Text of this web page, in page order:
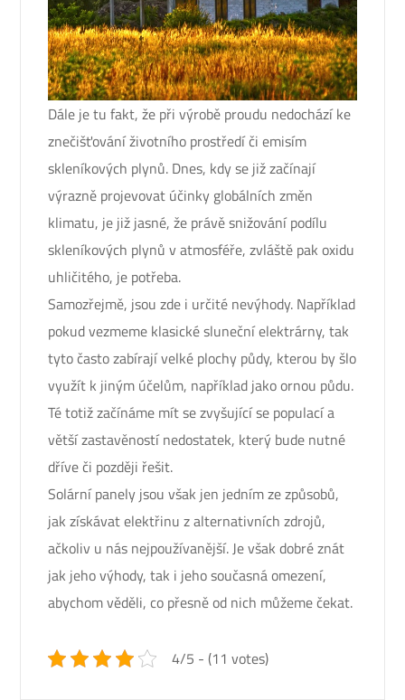
Dále je tu fakt, že při výrobě proudu nedochází ke
znečišťování životního prostředí či emisím
skleníkových plynů. Dnes, kdy se již začínají
výrazně projevovat účinky globálních změn
klimatu, je již jasné, že právě snižování podílu
skleníkových plynů v atmosféře, zvláště pak oxidu
uhličitého, je potřeba.
Samozřejmě, jsou zde i určité nevýhody. Například
pokud vezmeme klasické sluneční elektrárny, tak
tyto často zabírají velké plochy půdy, kterou by šlo
využít k jiným účelům, například jako ornou půdu.
Té totiž začínáme mít se zvyšující se populací a
větší zastavěností nedostatek, který bude nutné
dříve či později řešit.
Solární panely jsou však jen jedním ze způsobů,
jak získávat elektřinu z alternativních zdrojů,
ačkoliv u nás nejpoužívanější. Je však dobré znát
jak jeho výhody, tak i jeho současná omezení,
abychom věděli, co přesně od nich můžeme čekat.
4/5 - (11 votes)